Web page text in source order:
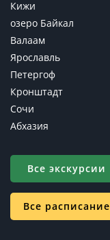
Кижи
озеро Байкал
Валаам
Ярославль
Петергоф
Кронштадт
Сочи
Абхазия
Все экскурсии
Все расписание